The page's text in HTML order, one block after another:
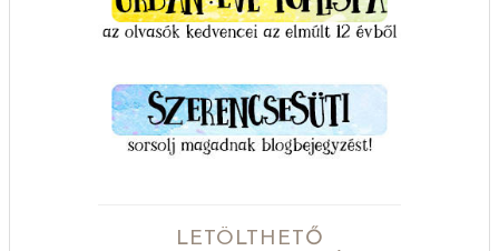
LETÖLTHETŐ